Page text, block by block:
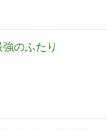
のふたり